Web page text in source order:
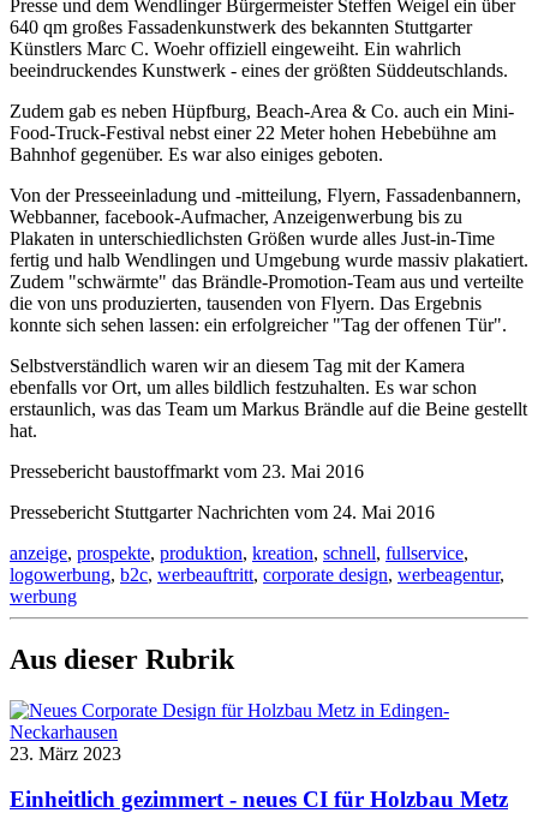
Presse und dem Wendlinger Bürgermeister Steffen Weigel ein über
640 qm großes Fassadenkunstwerk des bekannten Stuttgarter
Künstlers Marc C. Woehr offiziell eingeweiht. Ein wahrlich
beeindruckendes Kunstwerk - eines der größten Süddeutschlands.
Zudem gab es neben Hüpfburg, Beach-Area & Co. auch ein Mini-
Food-Truck-Festival nebst einer 22 Meter hohen Hebebühne am
Bahnhof gegenüber. Es war also einiges geboten.
Von der Presseeinladung und -mitteilung, Flyern, Fassadenbannern,
Webbanner, facebook-Aufmacher, Anzeigenwerbung bis zu
Plakaten in unterschiedlichsten Größen wurde alles Just-in-Time
fertig und halb Wendlingen und Umgebung wurde massiv plakatiert.
Zudem "schwärmte" das Brändle-Promotion-Team aus und verteilte
die von uns produzierten, tausenden von Flyern. Das Ergebnis
konnte sich sehen lassen: ein erfolgreicher "Tag der offenen Tür".
Selbstverständlich waren wir an diesem Tag mit der Kamera
ebenfalls vor Ort, um alles bildlich festzuhalten. Es war schon
erstaunlich, was das Team um Markus Brändle auf die Beine gestellt
hat.
Pressebericht baustoffmarkt vom 23. Mai 2016
Pressebericht Stuttgarter Nachrichten vom 24. Mai 2016
anzeige, prospekte, produktion, kreation, schnell, fullservice,
logowerbung, b2c, werbeauftritt, corporate design, werbeagentur,
werbung
Aus dieser Rubrik
23. März 2023
Einheitlich gezimmert - neues CI für Holzbau Metz